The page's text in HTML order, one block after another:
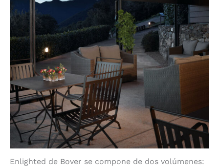
Enlighted de Bover se compone de dos volúmenes: